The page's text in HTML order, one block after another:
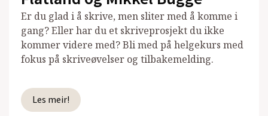
Er du glad i å skrive, men sliter med å komme i
gang? Eller har du et skriveprosjekt du ikke
kommer videre med? Bli med på helgekurs med
fokus på skriveøvelser og tilbakemelding.
Les meir!